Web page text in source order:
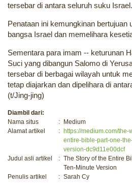
tersebar di antara seluruh suku Israel.
Penataan ini kemungkinan bertujuan
bangsa Israel dan memelihara
Sementara para imam -- keturunan
Suci yang dibangun Salomo di
tersebar di berbagai wilayah untuk
tetap diajarkan dan dipelihara di
(t/Jing-jing)
Diambil dari:
Nama situs
:
Medium
Alamat artikel
:
https://medium.com/
entire-bible-part-one-
version-dc9d11e00dcf
Judul asli artikel
: The Story of the Entire
Ten-Minute Version
Penulis artikel
: Sarah Cy